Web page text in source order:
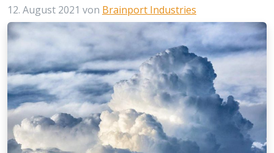
12. August 2021 von Brainport Industries